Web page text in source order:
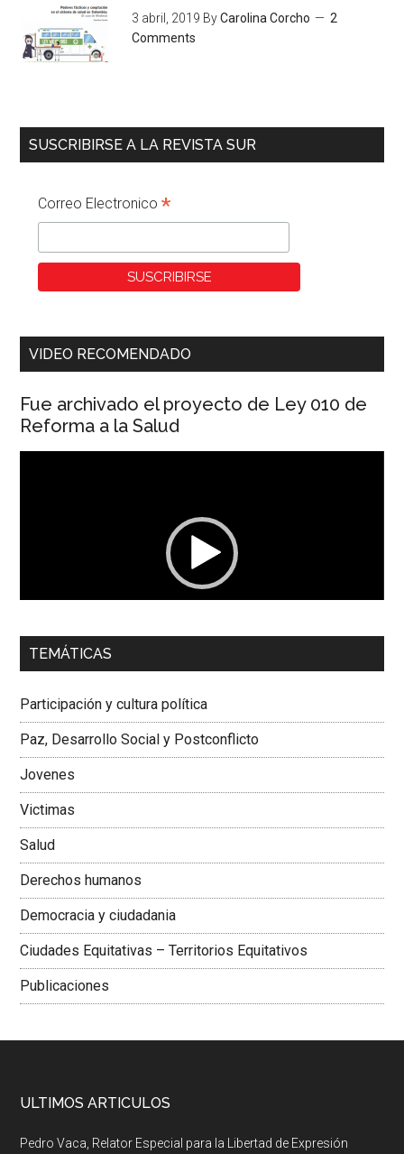
3 abril, 2019 ByCarolina Corcho
2
Comments
SUSCRIBIRSE A LA REVISTA SUR
Correo Electronico*
VIDEO RECOMENDADO
Fue archivado el proyecto de Ley 010 de
Reforma a la Salud
00:00 01:04
Dra. Carolina Corcho Mejía,Presidenta Corporación
Colombiana
TEMÁTICAS
Participación y cultura política
Paz, Desarrollo Social y Postconflicto
Jovenes
Victimas
Salud
Derechos humanos
Democracia y ciudadania
Ciudades Equitativas – Territorios Equitativos
Publicaciones
ULTIMOS ARTICULOS
Pedro Vaca, Relator Especial para la Libertad de Expresión